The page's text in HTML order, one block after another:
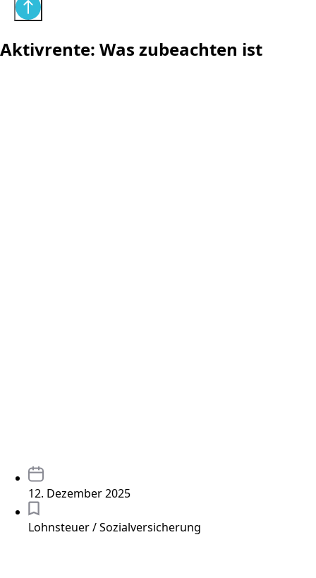
Aktivrente: Was zubeachten ist
12. Dezember 2025
Lohnsteuer / Sozialversicherung